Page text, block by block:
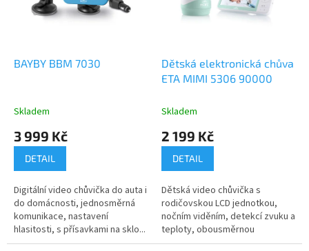
BAYBY BBM 7030
Skladem
3 999 Kč
DETAIL
Digitální video chůvička do auta i
do domácnosti, jednosměrná
komunikace, nastavení
hlasitosti, s přísavkami na sklo...
Dětská elektronická chůva
ETA MIMI 5306 90000
Skladem
2 199 Kč
DETAIL
Dětská video chůvička s
rodičovskou LCD jednotkou,
nočním viděním, detekcí zvuku a
teploty, obousměrnou
komunikací a...